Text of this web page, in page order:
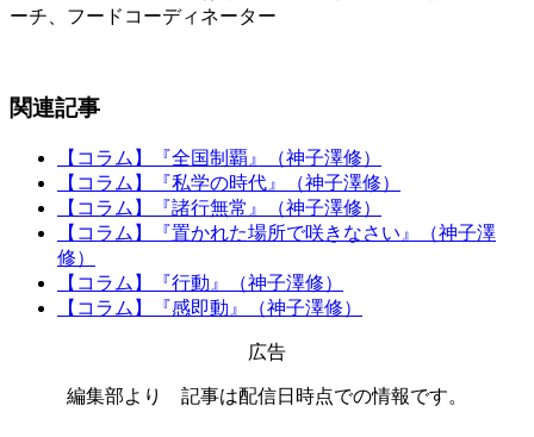
ーチ、フードコーディネーター
関連記事
【コラム】『全国制覇』（神子澤修）
【コラム】『私学の時代』（神子澤修）
【コラム】『諸行無常』（神子澤修）
【コラム】『置かれた場所で咲きなさい』（神子澤
修）
【コラム】『行動』（神子澤修）
【コラム】『感即動』（神子澤修）
広告
編集部より 記事は配信日時点での情報です。